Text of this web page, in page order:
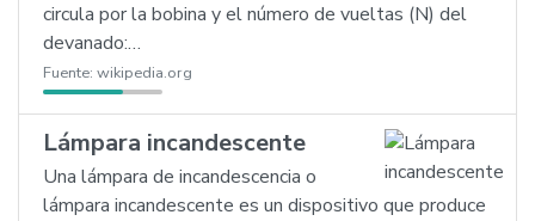
circula por la bobina y el número de vueltas (N) del
devanado:…
Fuente: wikipedia.org
Lámpara incandescente
Una lámpara de incandescencia o
lámpara incandescente es un dispositivo que produce